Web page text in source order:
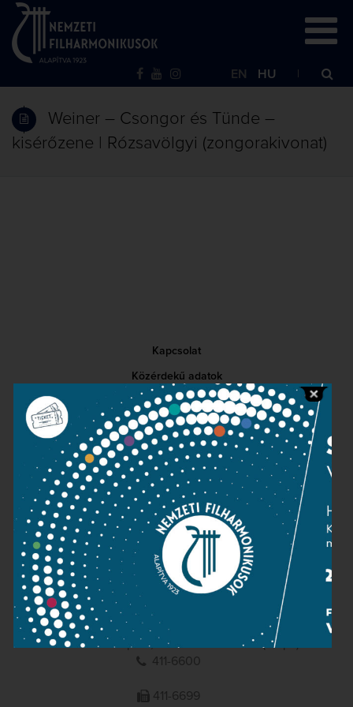
EN HU
Weiner – Csongor és Tünde –
kisérőzene | Rózsavölgyi (zongorakivonat)
Kapcsolat
Közérdekű adatok
Sajtószoba
Adatvédelem
Impresszum
NEMZETI
FILHARMONIKUSOK
1095 Budapest, Komor Marcell u. 1. (Müpa)
411-6600
411-6699